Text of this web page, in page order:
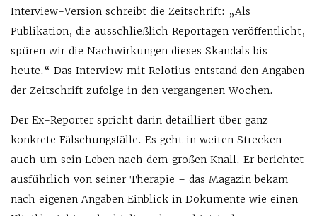
Interview-Version schreibt die Zeitschrift: „Als
Publikation, die ausschließlich Reportagen veröffentlicht,
spüren wir die Nachwirkungen dieses Skandals bis
heute.“ Das Interview mit Relotius entstand den Angaben
der Zeitschrift zufolge in den vergangenen Wochen.
Der Ex-Reporter spricht darin detailliert über ganz
konkrete Fälschungsfälle. Es geht in weiten Strecken
auch um sein Leben nach dem großen Knall. Er berichtet
ausführlich von seiner Therapie – das Magazin bekam
nach eigenen Angaben Einblick in Dokumente wie einen